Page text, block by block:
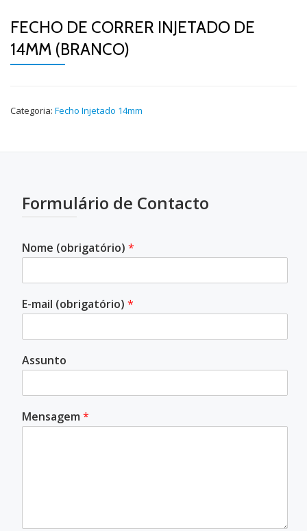
FECHO DE CORRER INJETADO DE
14MM (BRANCO)
Categoria: Fecho Injetado 14mm
Formulário de Contacto
Nome (obrigatório) *
E-mail (obrigatório) *
Assunto
Mensagem *